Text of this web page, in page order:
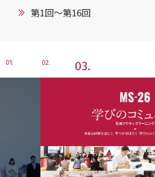
第1回〜第16回
1 2 3